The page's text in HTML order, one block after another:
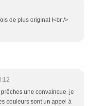
de plus original !<br />
une convaincue, je
couleurs sont un appel à